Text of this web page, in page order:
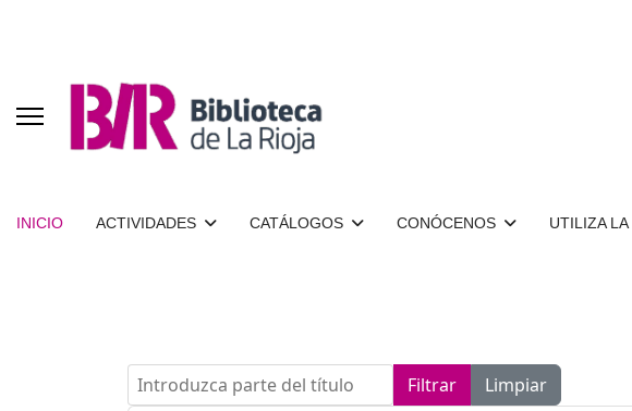
INICIO ACTIVIDADES CATÁLOGOS CONÓCENOS UTILIZA
Introduzca parte del título Filtrar Limpiar